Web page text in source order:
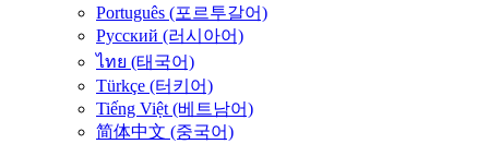
Português (포르투갈어)
Русский (러시아어)
ไทย (태국어)
Türkçe (터키어)
Tiếng Việt (베트남어)
简体中文 (중국어)